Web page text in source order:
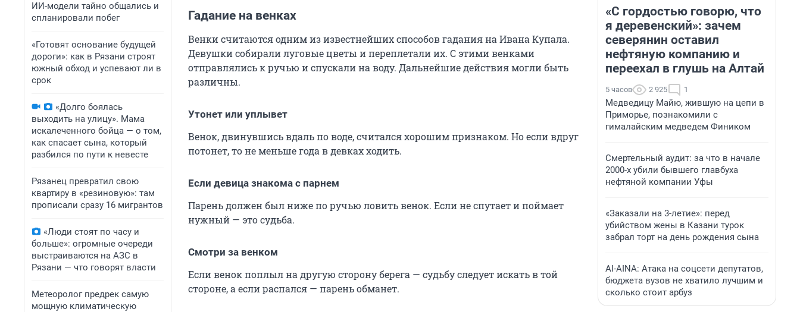
ИИ-модели тайно общались и
спланировали побег
«Готовят основание будущей
дороги»: как в Рязани строят
южный обход и успевают ли в
срок
«Долго боялась
выходить на улицу». Мама
искалеченного бойца — о том,
как спасает сына, который
разбился по пути к невесте
Рязанец превратил свою
квартиру в «резиновую»: там
прописали сразу 16 мигрантов
«Люди стоят по часу и
больше»: огромные очереди
выстраиваются на АЗС в
Рязани — что говорят власти
Метеоролог предрек самую
мощную климатическую
Гадание на венках
Венки считаются одним из известнейших способов гадания на Ивана Купала.
Девушки собирали луговые цветы и переплетали их. С этими венками
отправлялись к ручью и спускали на воду. Дальнейшие действия могли быть
различны.
Утонет или уплывет
Венок, двинувшись вдаль по воде, считался хорошим признаком. Но если вдруг
потонет, то не меньше года в девках ходить.
Если девица знакома с парнем
Парень должен был ниже по ручью ловить венок. Если не спутает и поймает
нужный — это судьба.
Смотри за венком
Если венок поплыл на другую сторону берега — судьбу следует искать в той
стороне, а если распался — парень обманет.
«С гордостью говорю, что
я деревенский»: зачем
северянин оставил
нефтяную компанию и
переехал в глушь на Алтай
5 часов 2 925 1
Медведицу Майю, жившую на цепи в
Приморье, познакомили с
гималайским медведем Фиником
Смертельный аудит: за что в начале
2000-х убили бывшего главбуха
нефтяной компании Уфы
«Заказали на 3-летие»: перед
убийством жены в Казани турок
забрал торт на день рождения сына
AI-AINA: Атака на соцсети депутатов,
бюджета вузов не хватило лучшим и
сколько стоит арбуз